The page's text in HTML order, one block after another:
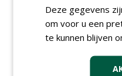
AGENDA
Deze gegevens
om voor u een
te kunnen blijven